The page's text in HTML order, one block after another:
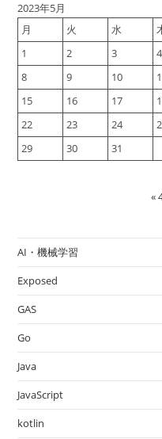
2023年5月
月
火 水
1
2 3 4
8
9 10
15
16 17
22
23 24
29
30 31
«
AI・機械学習
Exposed
GAS
Go
Java
JavaScript
kotlin